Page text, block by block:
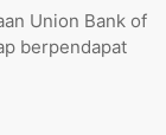
Union Bank of
berpendapat